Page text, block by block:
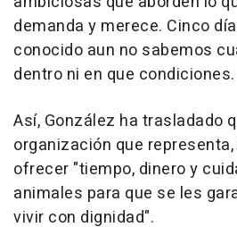
demanda y merece. Cinco
conocido aun no sabemos
dentro ni en que condiciones.
Así, González ha trasladado
organización que
ofrecer "tiempo, dinero y
animales para que se les
vivir con dignidad".